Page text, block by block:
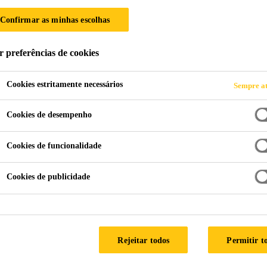
CLIENTE
a Sika Services em Têxteis Laminados e
de produtos e em eficiência de
Confirmar as minhas escolhas
preferências de cookies
Cookies estritamente necessários Sempre
Cookies de desempenho
Cookies de funcionalidade
Cookies de publicidade
Rejeitar todos Permitir